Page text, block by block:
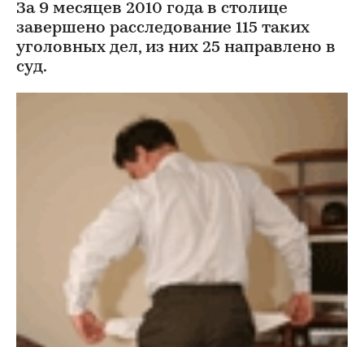
За 9 месяцев 2010 года в столице
завершено расследование 115 таких
уголовных дел, из них 25 направлено в
суд.